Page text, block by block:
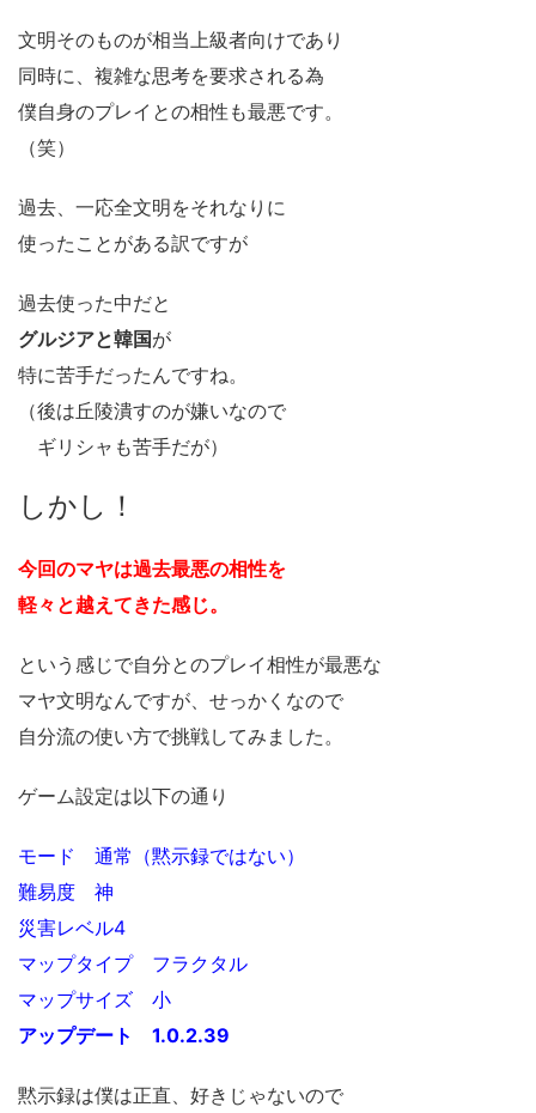
文明そのものが相当上級者向けであり
同時に、複雑な思考を要求される為
僕自身のプレイとの相性も最悪です。
（笑）
過去、一応全文明をそれなりに
使ったことがある訳ですが
過去使った中だと
グルジアと韓国が
特に苦手だったんですね。
（後は丘陵潰すのが嫌いなので
ギリシャも苦手だが）
しかし！
今回のマヤは過去最悪の相性を
軽々と越えてきた感じ。
という感じで自分とのプレイ相性が最悪な
マヤ文明なんですが、せっかくなので
自分流の使い方で挑戦してみました。
ゲーム設定は以下の通り
モード 通常（黙示録ではない）
難易度 神
災害レベル4
マップタイプ フラクタル
マップサイズ 小
アップデート 1.0.2.39
黙示録は僕は正直、好きじゃないので